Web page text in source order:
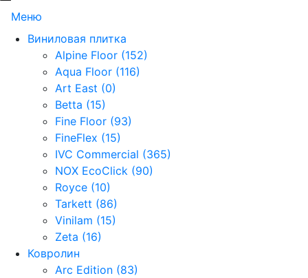
Меню
Виниловая плитка
Alpine Floor (152)
Aqua Floor (116)
Art East (0)
Betta (15)
Fine Floor (93)
FineFlex (15)
IVC Commercial (365)
NOX EcoClick (90)
Royce (10)
Tarkett (86)
Vinilam (15)
Zeta (16)
Ковролин
Arc Edition (83)